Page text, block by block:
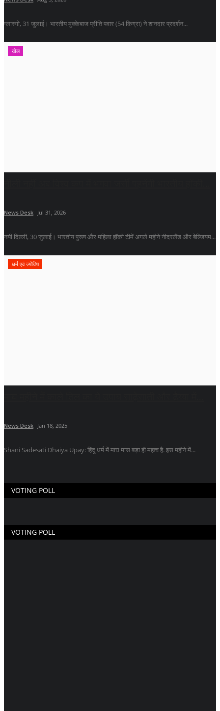
ग्लास्गो, 31 जुलाई। भारतीय मुक्केबाज प्रीति पवार (54 किग्रा) ने शानदार प्रदर्शन...
खेल
News Desk Jul 31, 2026
नयी दिल्ली, 30 जुलाई। भारतीय पुरूष और महिला हॉकी टीमें अगले महीने नीदरलैंड और बेल्जियम...
धर्म एवं ज्योतिष
News Desk Jan 18, 2025
Shani Sadesati Dhaiya Upay: हिंदू धर्म में माघ मास बड़ा ही महत्व है. इस महीने में...
VOTING POLL
VOTING POLL